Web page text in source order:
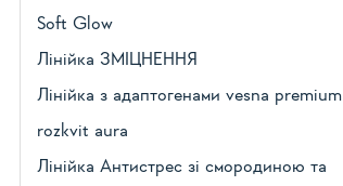
Soft Glow
Лінійка ЗМІЦНЕННЯ
Лінійка з адаптогенами vesna premium
rozkvit aura
Лінійка Антистрес зі смородиною та